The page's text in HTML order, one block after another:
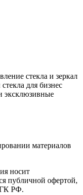
стекла и зеркал
для бизнес
эксклюзивные
материалов
носит
публичной офертой,
ГК РФ.